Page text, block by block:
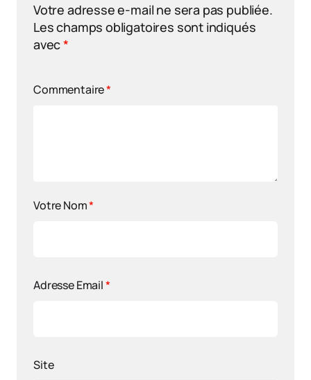
Votre adresse e-mail ne sera pas publiée.
Les champs obligatoires sont indiqués
avec*
Commentaire*
Votre Nom*
Adresse Email*
Site